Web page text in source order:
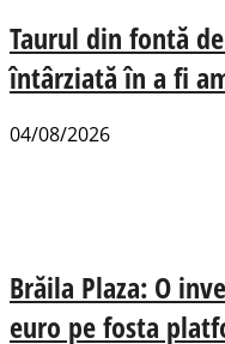
Taurul din fontă
întârziată în a fi
04/08/2026
Brăila Plaza: O
euro pe fosta